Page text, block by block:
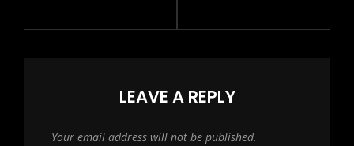
LEAVE A REPLY
Your email address will not be published.